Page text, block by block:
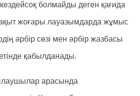
болмайды деген қағида
жоғары лауазымдарда жұмыс
әрбір сөзі мен әрбір жазбасы
қабылданады.
арасында